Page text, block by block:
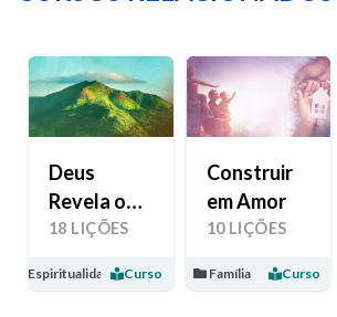
Deus
Revela o
Seu Amor
18 LIÇÕES
Espiritualidade Curso
Construir
em Amor
10 LIÇÕES
Família Curso